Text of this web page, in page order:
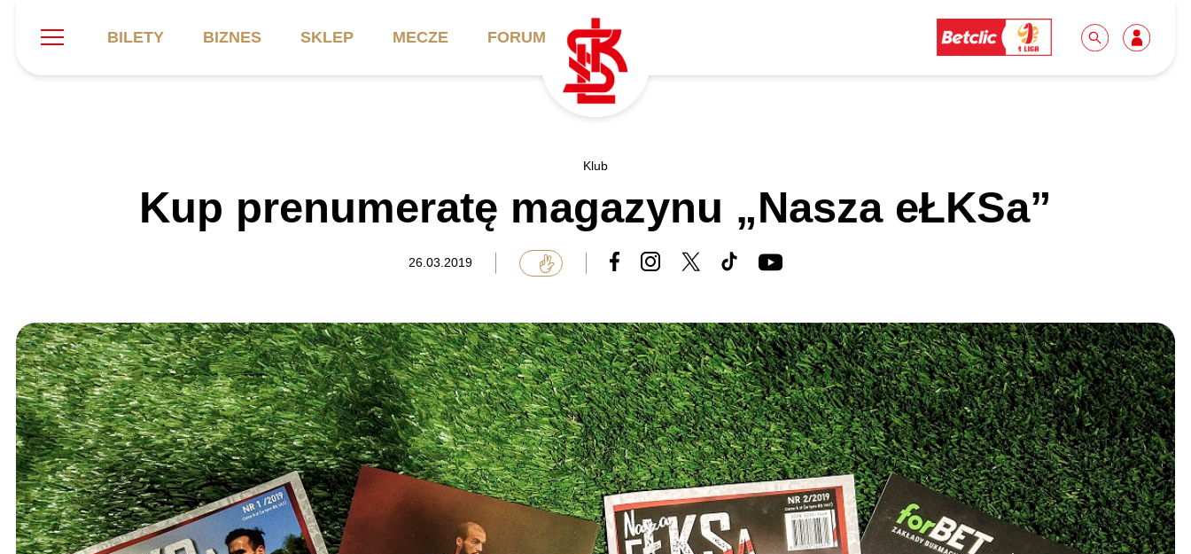
BILETY BIZNES SKLEP MECZE FORUM
Informacje ogólne
Symbole klubu
Stadion
Sprawozdania
Ochrona dzieci
Aktualności
Galeria
Catering
Karnety
FAQ
Regulaminy
Kadra trenerska
ŁKS II
Drużyny Akademii
ŁKS Schools
Staże w Akademii ŁKS
Kluby partnerskie
Kontakt
Bilety VIP/Skybox
Oferta komercyjna
Ełkaesiacki Klub
Urodziny w Skybox
Do pobrania
Idę pierwszy raz!
Wycieczki
Wolontariat
Patronite
Kolorowanki
Klub
Kup prenumeratę magazynu „Nasza eŁKSa”
26.03.2019